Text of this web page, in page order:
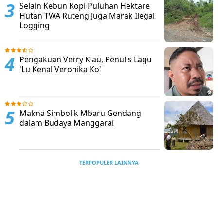
Selain Kebun Kopi Puluhan Hektare
Hutan TWA Ruteng Juga Marak Ilegal
Logging
Pengakuan Verry Klau, Penulis Lagu
'Lu Kenal Veronika Ko'
Makna Simbolik Mbaru Gendang
dalam Budaya Manggarai
TERPOPULER LAINNYA